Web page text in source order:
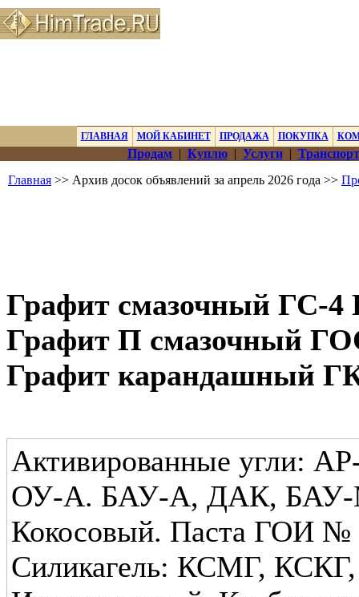
ГЛАВНАЯ МОЙ КАБИНЕТ ПРОДАЖА ПОКУПКА
Продам| Куплю| Услуги|
Главная >> Архив досок объявлений за апрель 2026 года >>
Графит смазочный ГС-4
Графит П смазочный
Графит карандашный
Активированные угли:
ОУ-А. БАУ-А, ДАК, БАУ-
Кокосовый. Паста ГОИ №
Силикагель: КСМГ,